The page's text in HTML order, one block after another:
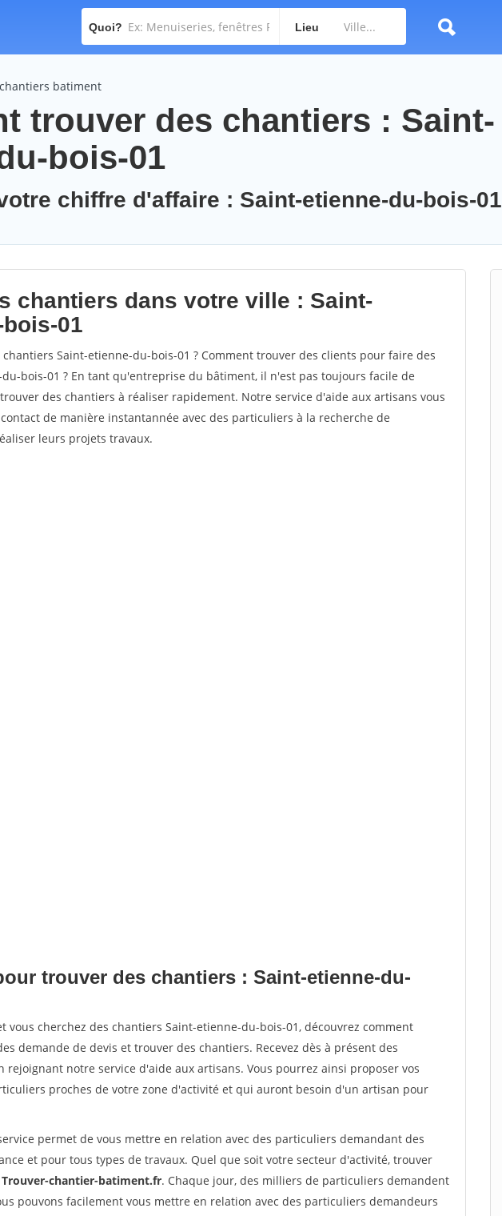
Quoi? Lieu
batiment
trouver des chantiers : Saint-
bois-01
chiffre d'affaire : Saint-etienne-du-bois-01
chantiers dans votre ville : Saint-
01
Saint-etienne-du-bois-01 ? Comment trouver des clients pour faire des
bois-01 ? En tant qu'entreprise du bâtiment, il n'est pas toujours facile de
des chantiers à réaliser rapidement. Notre service d'aide aux artisans vous
de manière instantannée avec des particuliers à la recherche de
leurs projets travaux.
trouver des chantiers : Saint-etienne-du-
vous cherchez des chantiers Saint-etienne-du-bois-01, découvrez comment
demande de devis et trouver des chantiers. Recevez dès à présent des
rejoignant notre service d'aide aux artisans. Vous pourrez ainsi proposer vos
proches de votre zone d'activité et qui auront besoin d'un artisan pour
permet de vous mettre en relation avec des particuliers demandant des
et pour tous types de travaux. Quel que soit votre secteur d'activité, trouver
Trouver-chantier-batiment.fr. Chaque jour, des milliers de particuliers demandent
pouvons facilement vous mettre en relation avec des particuliers demandeurs